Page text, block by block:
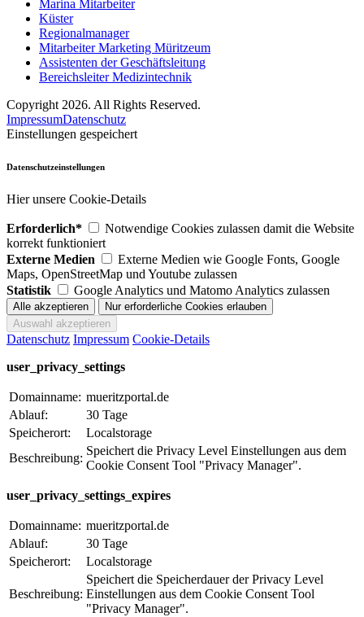
Marina Mitarbeiter
Küster
Regionalmanager
Mitarbeiter Marketing Müritzeum
Assistenten der Geschäftsleitung
Bereichsleiter Medizintechnik
Copyright 2026. All Rights Reserved.
ImpressumDatenschutz
Einstellungen gespeichert
Datenschutzeinstellungen
Hier unsere Cookie-Details
Erforderlich*
Notwendige Cookies zulassen damit die Website
korrekt funktioniert
Externe Medien
Externe Medien wie Google Fonts, Google
Maps, OpenStreetMap und Youtube zulassen
Statistik
Google Analytics und Matomo Analytics zulassen
Datenschutz Impressum Cookie-Details
user_privacy_settings
Domainname: mueritzportal.de
Ablauf:
30 Tage
Speicherort:
Localstorage
Beschreibung:
Speichert die Privacy Level Einstellungen aus dem
Cookie Consent Tool "Privacy Manager".
user_privacy_settings_expires
Domainname: mueritzportal.de
Ablauf:
30 Tage
Speicherort:
Localstorage
Beschreibung:
Speichert die Speicherdauer der Privacy Level
Einstellungen aus dem Cookie Consent Tool
"Privacy Manager".